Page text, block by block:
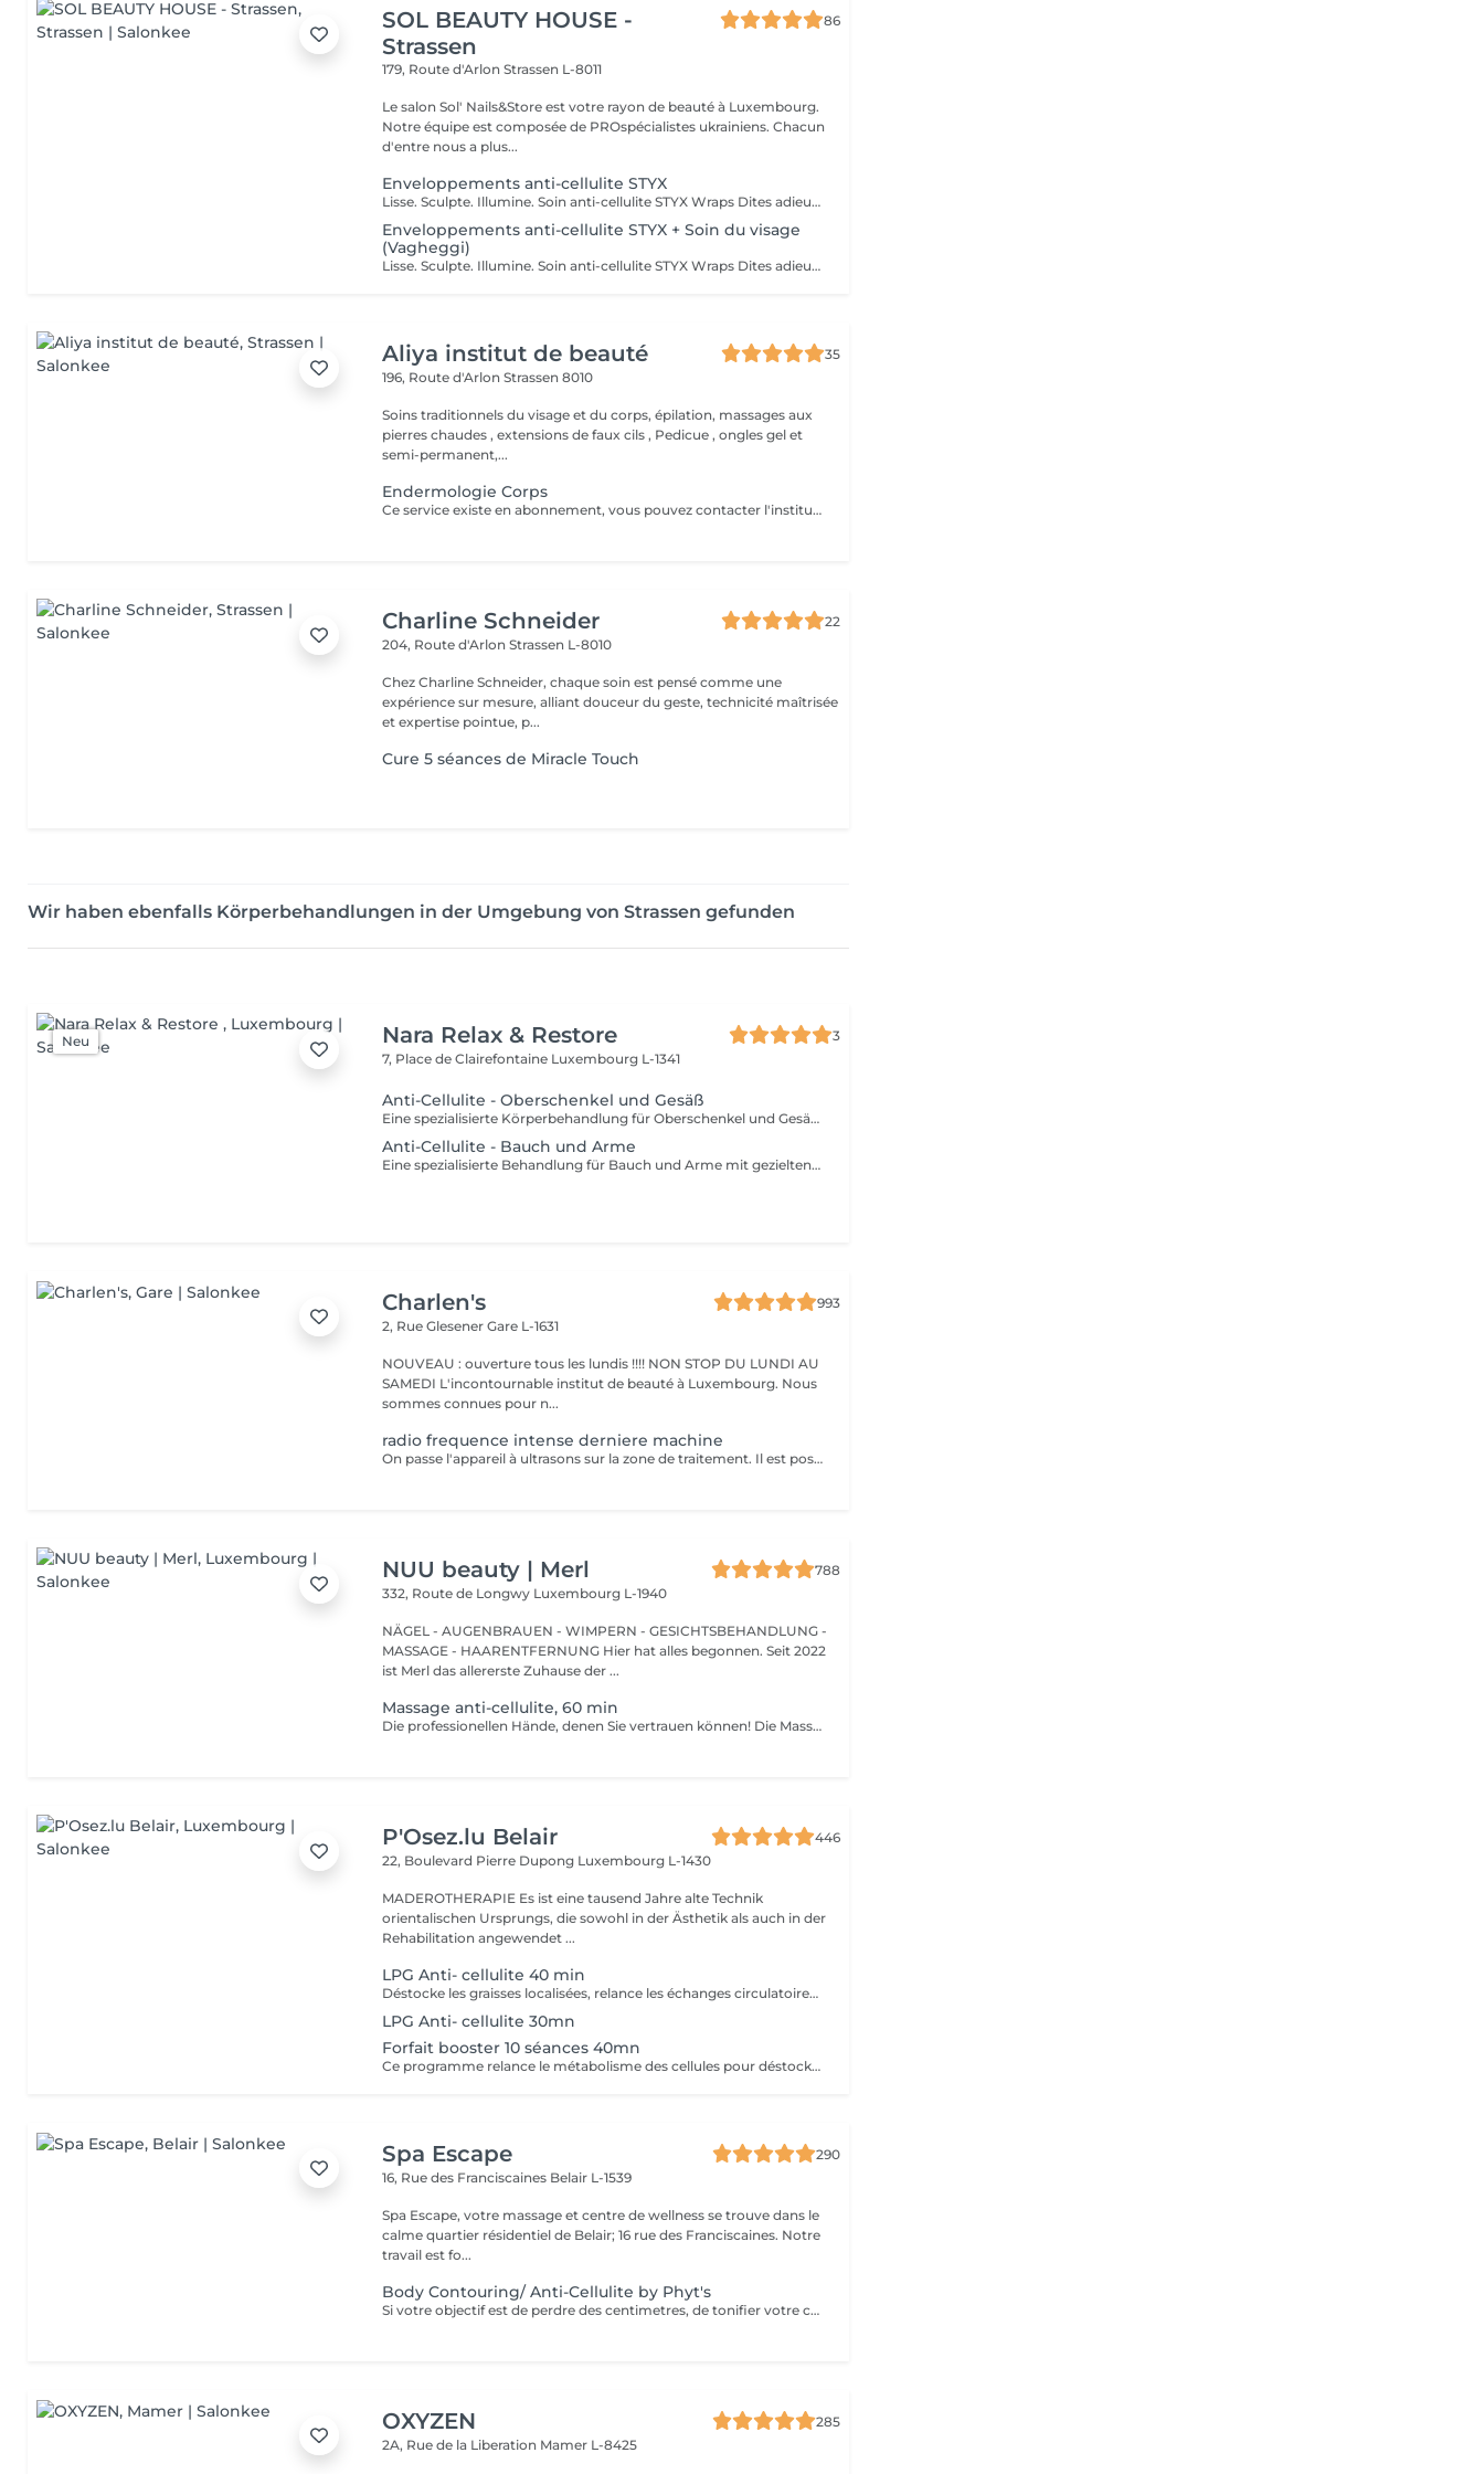
SOL BEAUTY HOUSE -
Strassen
86
179, Route d'ArlonStrassen L-8011
Le salon Sol' Nails&Store est votre rayon de beauté à Luxembourg.
Notre équipe est composée de PROspécialistes ukrainiens. Chacun
d'entre nous a plus...
Enveloppements anti-cellulite STYX
Lisse. Sculpte. Illumine. Soin anti-cellulite STYX Wraps Dites adieu à la cellulite tenace et bonjour à une peau plus lisse et plus ferme ! Nos STYX Wraps constituent un soin anti-cellulite puissant qui utilise des ingrédients actifs naturels et des bandages de compression pour tonifier et détoxifier visiblement votre corps. Ses bienfaits : Cible et réduit l'apparence de la cellulite Stimule la circulation sanguine et lymphatique Raffermit, lisse et hydrate la peau Aide à redessiner les zones à problèmes Ressentez l'effet tenseur dès la première séance et profitez d'une silhouette rafraîchie et sculptée. Idéal en traitement ponctuel ou en cure pour des résultats durables. Prête à retrouver confiance en vous grâce aux bandages ?
Enveloppements anti-cellulite STYX + Soin du visage
(Vagheggi)
Lisse. Sculpte. Illumine. Soin anti-cellulite STYX Wraps Dites adieu à la cellulite tenace et bonjour à une peau plus lisse et plus ferme ! Nos STYX Wraps constituent un soin anti-cellulite puissant qui utilise des ingrédients actifs naturels et des bandages de compression pour tonifier et détoxifier visiblement votre corps. Ses bienfaits : Cible et réduit l'apparence de la cellulite Stimule la circulation sanguine et lymphatique Raffermit, lisse et hydrate la peau Aide à redessiner les zones à problèmes Ressentez l'effet tenseur dès la première séance et profitez d'une silhouette rafraîchie et sculptée. Idéal en traitement unique ou en cure pour des résultats à long terme. Profitez pleinement de ce moment pour profiter d'un soin du visage pendant la durée de l'enveloppement ! Prête à retrouver confiance en vous grâce à nos enveloppements ?
Aliya institut de beauté
35
196, Route d'ArlonStrassen 8010
Soins traditionnels du visage et du corps, épilation, massages aux
pierres chaudes , extensions de faux cils , Pedicue , ongles gel et
semi-permanent,...
Endermologie Corps
Ce service existe en abonnement, vous pouvez contacter l'institut pour de plus amples renseignements.
Charline Schneider
22
204, Route d'ArlonStrassen L-8010
Chez Charline Schneider, chaque soin est pensé comme une
expérience sur mesure, alliant douceur du geste, technicité maîtrisée
et expertise pointue, p...
Cure 5 séances de Miracle Touch
Wir haben ebenfalls Körperbehandlungen in der Umgebung von Strassen gefunden
Neu Nara Relax & Restore
3
7, Place de Clairefontaine Luxembourg L-1341
Anti-Cellulite - Oberschenkel und Gesäß
Eine spezialisierte Körperbehandlung für Oberschenkel und Gesäß mit intensiven Massagetechniken zur Anregung der Durchblutung und gezielten Bearbeitung des darunterliegenden Gewebes. Die Anwendung kann das Hautbild unterstützen, die Gewebespannung fördern und für ein glatteres, strafferes Hautgefühl sorgen.
Anti-Cellulite - Bauch und Arme
Eine spezialisierte Behandlung für Bauch und Arme mit gezielten Massagetechniken zur Anregung der Durchblutung und Unterstützung eines gepflegten Hautbildes. Die intensive Anwendung kann die Gewebespannung fördern, das Hautbild verfeinern und die Haut geschmeidiger, glatter und frischer erscheinen lassen.
Charlen's
993
2, Rue GlesenerGare L-1631
NOUVEAU : ouverture tous les lundis !!!! NON STOP DU LUNDI AU
SAMEDI L'incontournable institut de beauté à Luxembourg. Nous
sommes connues pour n...
radio frequence intense derniere machine
On passe l'appareil à ultrasons sur la zone de traitement. Il est possible de ressentir une légère sensation de chaleur pendant la séance mais la lipocavitation est indolore. La séance dure entre 40 minutes et 1h et vous pourrez reprendre vos activités quotidiennes normalement après le soin. Les resultats lissent la peau casse les capitons des la première seance
NUU beauty | Merl
788
332, Route de Longwy Luxembourg L-1940
NÄGEL - AUGENBRAUEN - WIMPERN - GESICHTSBEHANDLUNG -
MASSAGE - HAARENTFERNUNG Hier hat alles begonnen. Seit 2022
ist Merl das allererste Zuhause der ...
Massage anti-cellulite, 60 min
Die professionellen Hände, denen Sie vertrauen können! Die Massage ist die Praxis des Knetens oder Manipulierens der Muskeln und anderer Weichteile einer Person, um Stress zu reduzieren, Muskelschmerzen zu lindern, die Entspannung zu fördern und die Funktion des Immunsystems zu verbessern. Vorteile einer Anti-Cellulite-Massage: - verbessert die Durchblutung - beseitigt Stauungen in der Haut - aktiviert Stoffwechselprozesse in Zellen und Geweben - Muskeln und Gewebe werden mit Sauerstoff und Mineralien versorgt - die Haut wird glatt und elastisch Wie wird eine Anti-Cellulite-Massage durchgeführt? - der Rücken wird massiert - Arme werden massiert - Beine werden massiert - der Bauch wird massiert Altersbeschränkungen: empfohlen ab 16 Jahren. Empfehlungen nach dem Eingriff: nach dem Eingriff 2-3 Stunden keinen Sport und plötzliche Bewegungen machen. Frequenz: 2-3 Mal pro Woche, insgesamt 10 Mal. Wiederholen Sie den Eingriff alle 3-6 Monate.
P'Osez.lu Belair
446
22, Boulevard Pierre Dupong Luxembourg L-1430
MADEROTHERAPIE Es ist eine tausend Jahre alte Technik
orientalischen Ursprungs, die sowohl in der Ästhetik als auch in der
Rehabilitation angewendet ...
LPG Anti- cellulite 40 min
Déstocke les graisses localisées, relance les échanges circulatoires et raffermit pour retrouver une peau lisse, plus ferme et un corps plus léger. Ce soin agit sur tous types de cellulite(adipeux,aqueuse et fibreuse).
LPG Anti- cellulite 30mn
Forfait booster 10 séances 40mn
Ce programme relance le métabolisme des cellules pour déstocker les graisses résistantes, lisser la cellulite et raffermir la peau. Cure à raison de 2 soins endermologie corps par semaine pendant 5 semaines .
Spa Escape
290
16, Rue des Franciscaines Belair L-1539
Spa Escape, votre massage et centre de wellness se trouve dans le
calme quartier résidentiel de Belair; 16 rue des Franciscaines. Notre
travail est fo...
Body Contouring/ Anti-Cellulite by Phyt's
Si votre objectif est de perdre des centimetres, de tonifier votre corps , de réduire la cellulite, ce soin développé par les laboratoires Phyt's est fait pour vous. Ensemble avec une bonne hygiène de vie adaptée, vous obtiendrez les resultats que vous espériez.
OXYZEN
285
2A, Rue de la Liberation Mamer L-8425